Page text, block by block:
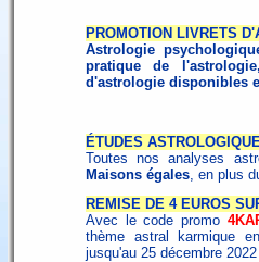
PROMOTION LIVRETS
Astrologie
pratique de
d'astrologie disponibles
ÉTUDES
Toutes nos analyses
Maisons égales, en plus
REMISE DE 4 EUROS
Avec le code promo
thème astral karmique
jusqu'au 25 décembre